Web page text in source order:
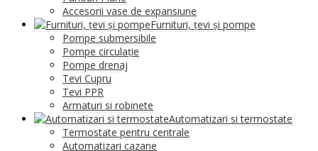
Accesorii vase de expansiune
Furnituri, țevi și pompe
Pompe submersibile
Pompe circulație
Pompe drenaj
Tevi Cupru
Tevi PPR
Armaturi si robinete
Automatizari si termostate
Termostate pentru centrale
Automatizari cazane